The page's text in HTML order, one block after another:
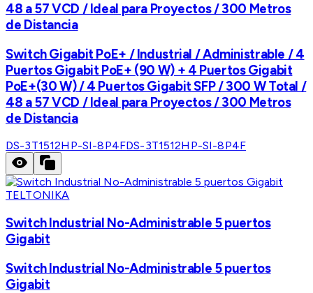
48 a 57 VCD / Ideal para Proyectos / 300 Metros
de Distancia
Switch Gigabit PoE+ / Industrial / Administrable / 4
Puertos Gigabit PoE+ (90 W) + 4 Puertos Gigabit
PoE+(30 W) / 4 Puertos Gigabit SFP / 300 W Total /
48 a 57 VCD / Ideal para Proyectos / 300 Metros
de Distancia
DS-3T1512HP-SI-8P4FDS-3T1512HP-SI-8P4F
TELTONIKA
Switch Industrial No-Administrable 5 puertos
Gigabit
Switch Industrial No-Administrable 5 puertos
Gigabit